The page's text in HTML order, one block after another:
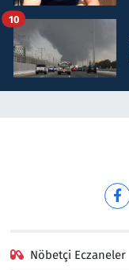
10
Nöbetçi Eczaneler